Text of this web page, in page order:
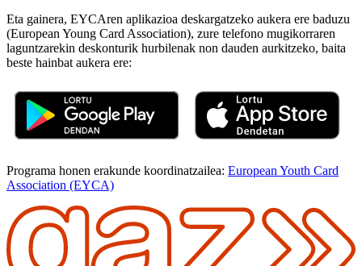
Eta gainera, EYCAren aplikazioa deskargatzeko aukera ere baduzu
(European Young Card Association), zure telefono mugikorraren
laguntzarekin deskonturik hurbilenak non dauden aurkitzeko, baita
beste hainbat aukera ere:
Programa honen erakunde koordinatzailea: European Youth Card
Association (EYCA)